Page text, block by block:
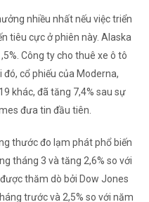
nhiều nhất nếu việc triển
tiêu cực ở phiên này. Alaska
Công ty cho thuê xe ô tô
cổ phiếu của Moderna,
khác, đã tăng 7,4% sau sự
đưa tin đầu tiên.
thước đo lạm phát phổ biến
tháng 3 và tăng 2,6% so với
thăm dò bởi Dow Jones
trước và 2,5% so với năm